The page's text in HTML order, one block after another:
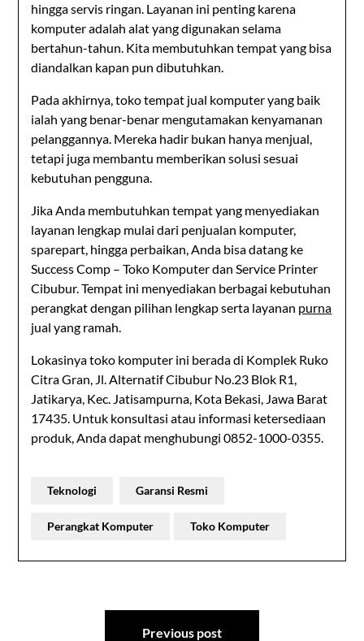
hingga servis ringan. Layanan ini penting karena
komputer adalah alat yang digunakan selama
bertahun-tahun. Kita membutuhkan tempat yang bisa
diandalkan kapan pun dibutuhkan.
Pada akhirnya, toko tempat jual komputer yang baik
ialah yang benar-benar mengutamakan kenyamanan
pelanggannya. Mereka hadir bukan hanya menjual,
tetapi juga membantu memberikan solusi sesuai
kebutuhan pengguna.
Jika Anda membutuhkan tempat yang menyediakan
layanan lengkap mulai dari penjualan komputer,
sparepart, hingga perbaikan, Anda bisa datang ke
Success Comp – Toko Komputer dan Service Printer
Cibubur. Tempat ini menyediakan berbagai kebutuhan
perangkat dengan pilihan lengkap serta layanan purna
jual yang ramah.
Lokasinya toko komputer ini berada di Komplek Ruko
Citra Gran, Jl. Alternatif Cibubur No.23 Blok R1,
Jatikarya, Kec. Jatisampurna, Kota Bekasi, Jawa Barat
17435. Untuk konsultasi atau informasi ketersediaan
produk, Anda dapat menghubungi 0852-1000-0355.
Teknologi Garansi Resmi
Perangkat Komputer Toko Komputer
Previous post